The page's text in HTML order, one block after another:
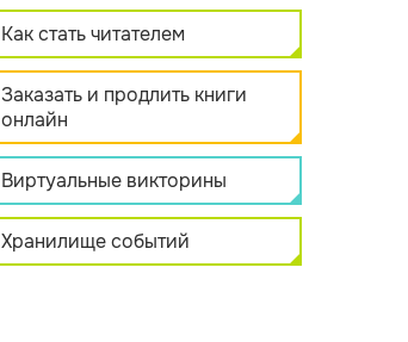
Как стать читателем
Заказать и продлить книги
онлайн
Виртуальные викторины
Хранилище событий